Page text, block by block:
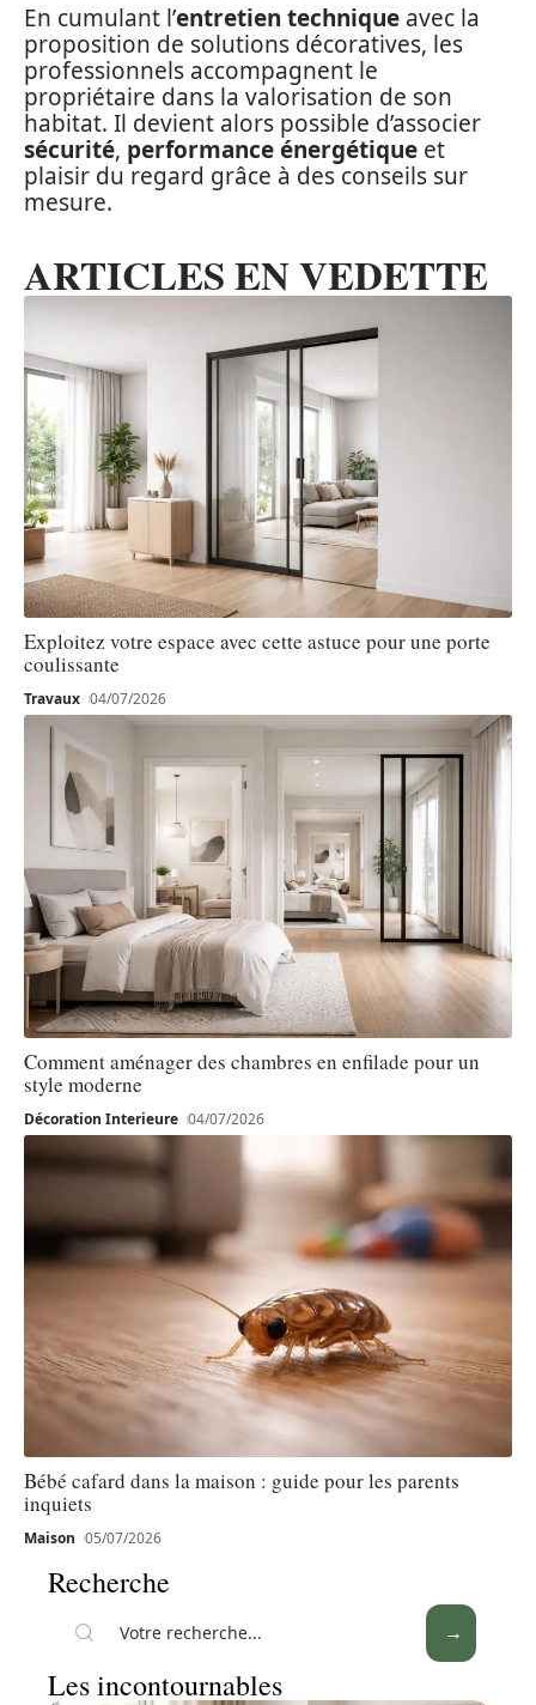
En cumulant l’entretien technique avec la
proposition de solutions décoratives, les
professionnels accompagnent le
propriétaire dans la valorisation de son
habitat. Il devient alors possible d’associer
sécurité, performance énergétique et
plaisir du regard grâce à des conseils sur
mesure.
ARTICLES EN VEDETTE
Exploitez votre espace avec cette astuce pour une porte
coulissante
Travaux 04/07/2026
Comment aménager des chambres en enfilade pour un
style moderne
Décoration Interieure 04/07/2026
Bébé cafard dans la maison : guide pour les parents
inquiets
Maison 05/07/2026
Recherche
Les incontournables